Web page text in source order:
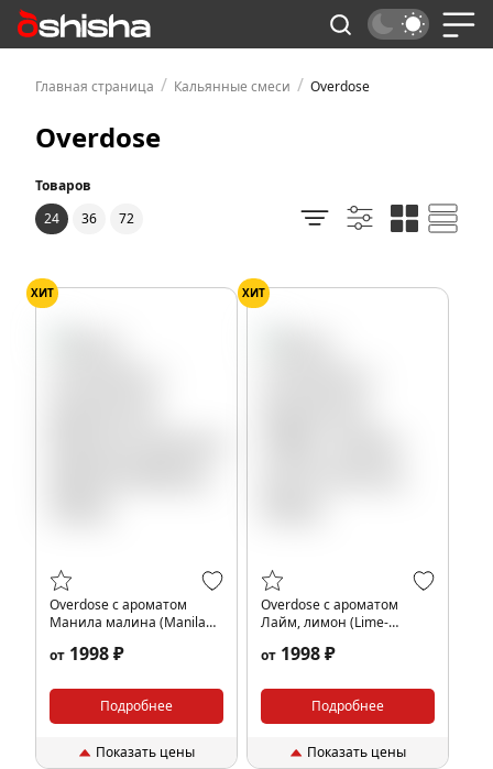
Главная страница / Кальянные смеси / Overdose
Overdose
Товаров
24
36 72
ХИТ
Overdose с ароматом
Манила малина (Manila
от 1998 ₽
Подробнее
Показать цены
ХИТ
Overdose с ароматом
Лайм, лимон (Lime-
от 1998 ₽
Подробнее
Показать цены